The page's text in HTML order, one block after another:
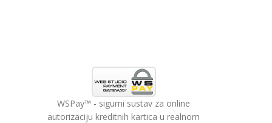
WSPay™ - sigurni sustav za online
autorizaciju kreditnih kartica u realnom